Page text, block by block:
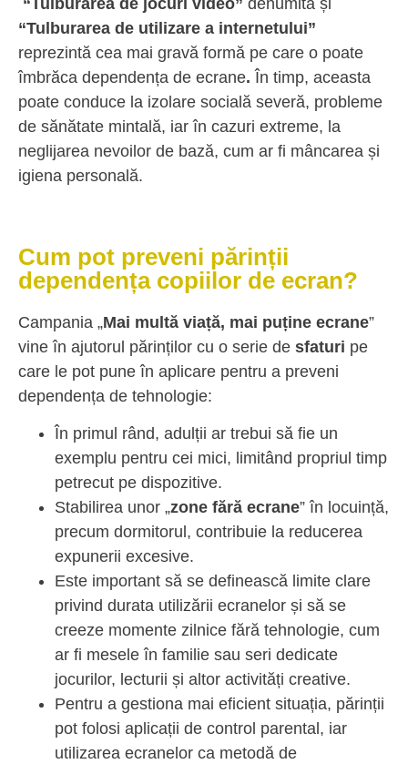
“Tulburarea de jocuri video” denumită și
“Tulburarea de utilizare a internetului”
reprezintă cea mai gravă formă pe care o poate
îmbrăca dependența de ecrane. În timp, aceasta
poate conduce la izolare socială severă, probleme
de sănătate mintală, iar în cazuri extreme, la
neglijarea nevoilor de bază, cum ar fi mâncarea și
igiena personală.
Cum pot preveni părinții
dependența copiilor de ecran?
Campania „Mai multă viață, mai puține ecrane”
vine în ajutorul părinților cu o serie de sfaturi pe
care le pot pune în aplicare pentru a preveni
dependența de tehnologie:
În primul rând, adulții ar trebui să fie un
exemplu pentru cei mici, limitând propriul timp
petrecut pe dispozitive.
Stabilirea unor „zone fără ecrane” în locuință,
precum dormitorul, contribuie la reducerea
expunerii excesive.
Este important să se definească limite clare
privind durata utilizării ecranelor și să se
creeze momente zilnice fără tehnologie, cum
ar fi mesele în familie sau seri dedicate
jocurilor, lecturii și altor activități creative.
Pentru a gestiona mai eficient situația, părinții
pot folosi aplicații de control parental, iar
utilizarea ecranelor ca metodă de